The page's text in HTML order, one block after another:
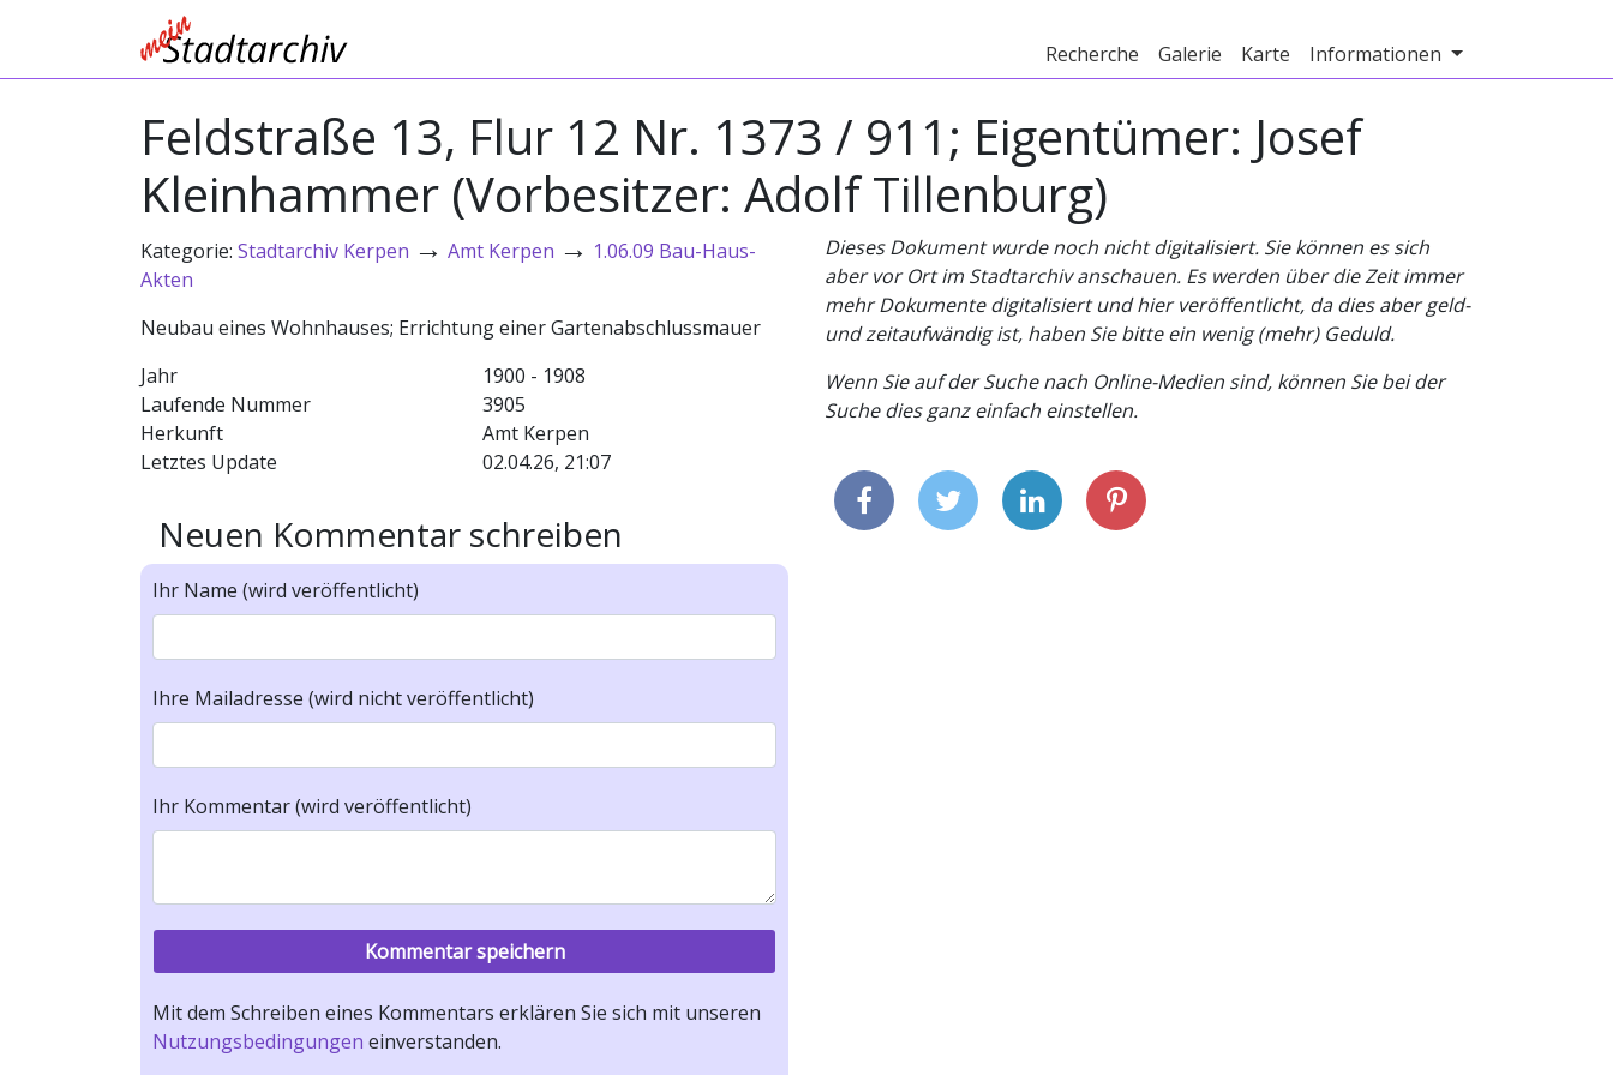
Recherche Galerie Karte Informationen
Feldstraße 13, Flur 12 Nr. 1373 / 911; Eigentümer: Josef
Kleinhammer (Vorbesitzer: Adolf Tillenburg)
Kategorie: Stadtarchiv Kerpen → Amt Kerpen → 1.06.09 Bau-Haus-
Akten
Neubau eines Wohnhauses; Errichtung einer Gartenabschlussmauer
Jahr
1900 - 1908
Laufende Nummer
3905
Herkunft
Amt Kerpen
Letztes Update
02.04.26, 21:07
Neuen Kommentar schreiben
Ihr Name (wird veröffentlicht)
Ihre Mailadresse (wird nicht veröffentlicht)
Ihr Kommentar (wird veröffentlicht)
Mit dem Schreiben eines Kommentars erklären Sie sich mit unseren
Nutzungsbedingungen einverstanden.
Dieses Dokument wurde noch nicht digitalisiert. Sie können es sich
aber vor Ort im Stadtarchiv anschauen. Es werden über die Zeit immer
mehr Dokumente digitalisiert und hier veröffentlicht, da dies aber geld-
und zeitaufwändig ist, haben Sie bitte ein wenig (mehr) Geduld.
Wenn Sie auf der Suche nach Online-Medien sind, können Sie bei der
Suche dies ganz einfach einstellen.